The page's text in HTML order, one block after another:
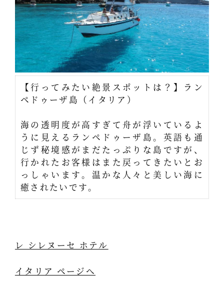
【行ってみたい絶景スポットは？】ラン
ペドゥーザ島（イタリア）
海の透明度が高すぎて舟が浮いているよ
うに見えるランペドゥーザ島。英語も通
じず秘境感がまだたっぷりな島ですが、
行かれたお客様はまた戻ってきたいとお
っしゃいます。温かな人々と美しい海に
癒されたいです。
レ シレヌーセ ホテル
イタリア ページへ